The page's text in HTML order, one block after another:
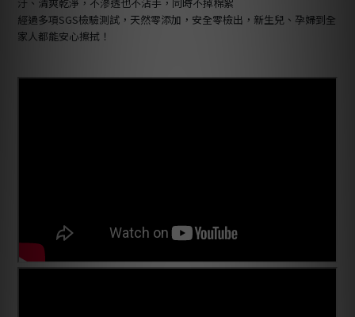
經過多項SGS檢驗測試，天然零添加，安全零檢出，新生兒、孕婦到全
家人都能安心擦拭！